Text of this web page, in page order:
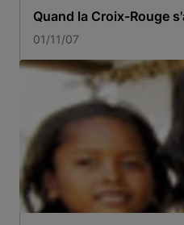
Quand la Croix-Rouge
01/11/07